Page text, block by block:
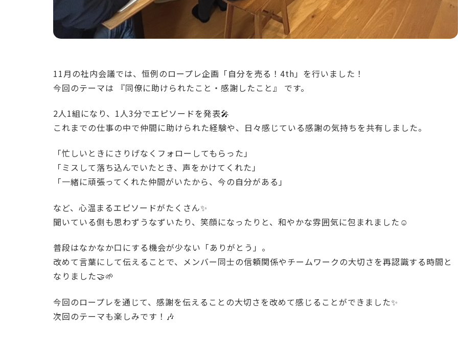
11月の社内会議では、恒例のロープレ企画「自分を売る！4th」を行いました！
今回のテーマは 『同僚に助けられたこと・感謝したこと』 です。
2人1組になり、1人3分でエピソードを発表🎤
これまでの仕事の中で仲間に助けられた経験や、日々感じている感謝の気持ちを共有しました。
「忙しいときにさりげなくフォローしてもらった」
「ミスして落ち込んでいたとき、声をかけてくれた」
「一緒に頑張ってくれた仲間がいたから、今の自分がある」
など、心温まるエピソードがたくさん✨
聞いている側も思わずうなずいたり、笑顔になったりと、和やかな雰囲気に包まれました☺️
普段はなかなか口にする機会が少ない「ありがとう」。
改めて言葉にして伝えることで、メンバー同士の信頼関係やチームワークの大切さを再認識する時間と
なりました🤝🌱
今回のロープレを通じて、感謝を伝えることの大切さを改めて感じることができました✨
次回のテーマも楽しみです！🎶